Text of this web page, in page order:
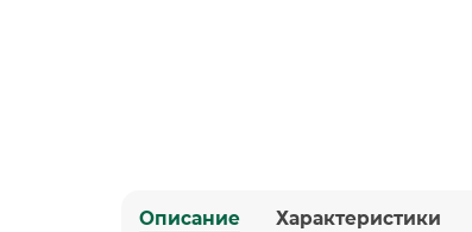
Описание Характеристики